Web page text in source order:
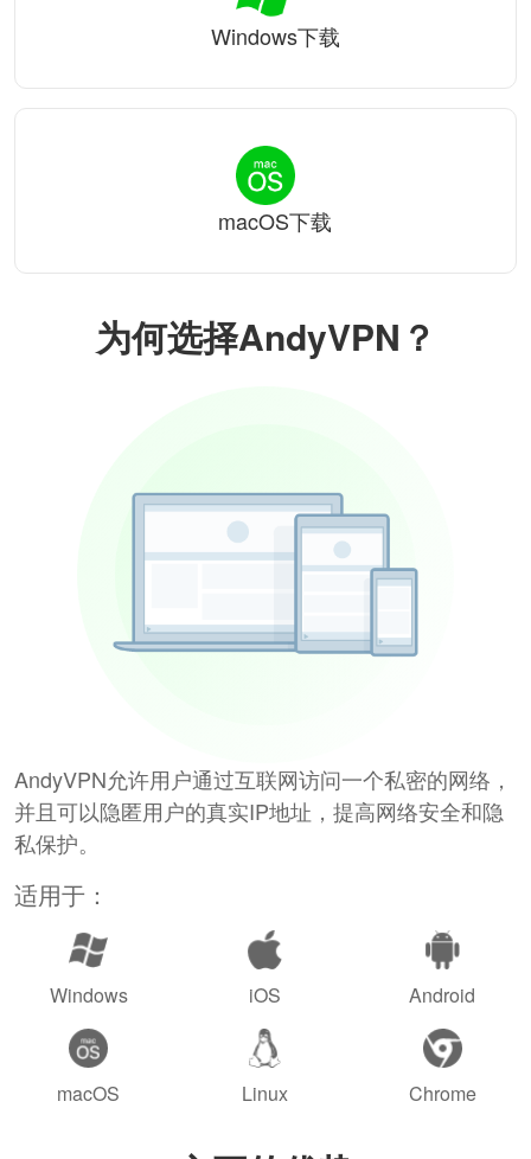
为何选择AndyVPN？
AndyVPN允许用户通过互联网访问一个私密的网络，
并且可以隐匿用户的真实IP地址，提高网络安全和隐
私保护。
适用于：
Windows iOS Android
macOS Linux Chrome
Windows下载
macOS下载